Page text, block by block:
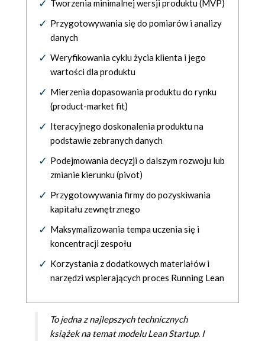
Tworzenia minimalnej wersji produktu (MVP)
Przygotowywania się do pomiarów i analizy
danych
Weryfikowania cyklu życia klienta i jego
wartości dla produktu
Mierzenia dopasowania produktu do rynku
(product-market fit)
Iteracyjnego doskonalenia produktu na
podstawie zebranych danych
Podejmowania decyzji o dalszym rozwoju lub
zmianie kierunku (pivot)
Przygotowywania firmy do pozyskiwania
kapitału zewnętrznego
Maksymalizowania tempa uczenia się i
koncentracji zespołu
Korzystania z dodatkowych materiałów i
narzędzi wspierających proces Running Lean
To jedna z najlepszych technicznych
książek na temat modelu Lean Startup. I